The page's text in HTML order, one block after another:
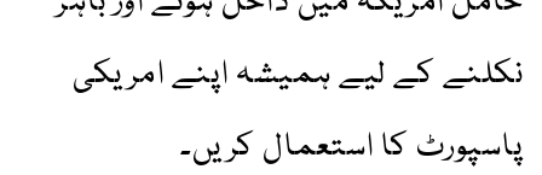
نکلنے کے لیے ہمیشہ اپنے امریکی
پاسپورٹ کا استعمال کریں۔